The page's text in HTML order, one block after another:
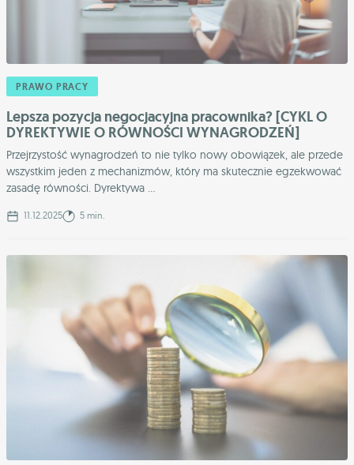
PRAWO PRACY
Lepsza pozycja negocjacyjna pracownika? [CYKL O
DYREKTYWIE O RÓWNOŚCI WYNAGRODZEŃ]
Przejrzystość wynagrodzeń to nie tylko nowy obowiązek, ale przede
wszystkim jeden z mechanizmów, który ma skutecznie egzekwować
zasadę równości. Dyrektywa ...
11.12.2025 5 min.